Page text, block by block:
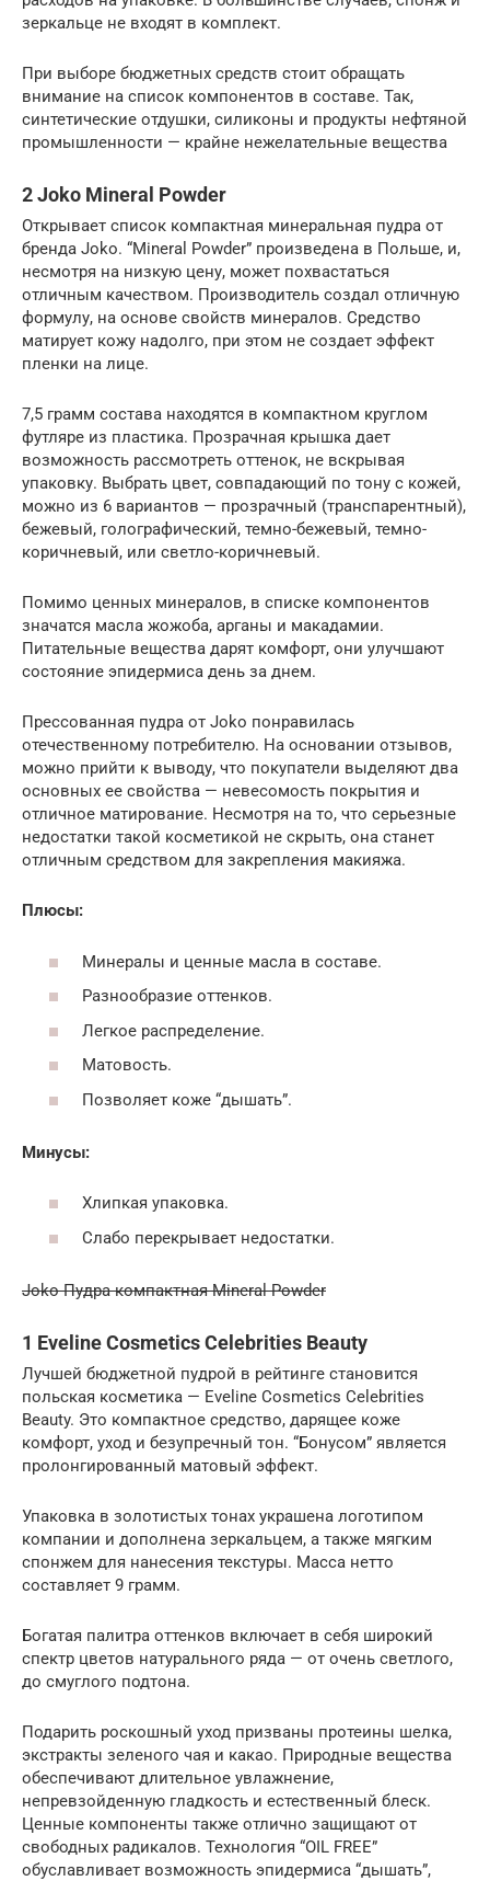
зеркальце не входят в комплект.
При выборе бюджетных средств стоит обращать
внимание на список компонентов в составе. Так,
синтетические отдушки, силиконы и продукты нефтяной
промышленности — крайне нежелательные вещества
2 Joko Mineral Powder
Открывает список компактная минеральная пудра от
бренда Joko. “Mineral Powder” произведена в Польше, и,
несмотря на низкую цену, может похвастаться
отличным качеством. Производитель создал отличную
формулу, на основе свойств минералов. Средство
матирует кожу надолго, при этом не создает эффект
пленки на лице.
7,5 грамм состава находятся в компактном круглом
футляре из пластика. Прозрачная крышка дает
возможность рассмотреть оттенок, не вскрывая
упаковку. Выбрать цвет, совпадающий по тону с кожей,
можно из 6 вариантов — прозрачный (транспарентный),
бежевый, голографический, темно-бежевый, темно-
коричневый, или светло-коричневый.
Помимо ценных минералов, в списке компонентов
значатся масла жожоба, арганы и макадамии.
Питательные вещества дарят комфорт, они улучшают
состояние эпидермиса день за днем.
Прессованная пудра от Joko понравилась
отечественному потребителю. На основании отзывов,
можно прийти к выводу, что покупатели выделяют два
основных ее свойства — невесомость покрытия и
отличное матирование. Несмотря на то, что серьезные
недостатки такой косметикой не скрыть, она станет
отличным средством для закрепления макияжа.
Плюсы:
Минералы и ценные масла в составе.
Разнообразие оттенков.
Легкое распределение.
Матовость.
Позволяет коже “дышать”.
Минусы:
Хлипкая упаковка.
Слабо перекрывает недостатки.
Joko Пудра компактная Mineral Powder
1 Eveline Cosmetics Celebrities Beauty
Лучшей бюджетной пудрой в рейтинге становится
польская косметика — Eveline Cosmetics Celebrities
Beauty. Это компактное средство, дарящее коже
комфорт, уход и безупречный тон. “Бонусом” является
пролонгированный матовый эффект.
Упаковка в золотистых тонах украшена логотипом
компании и дополнена зеркальцем, а также мягким
спонжем для нанесения текстуры. Масса нетто
составляет 9 грамм.
Богатая палитра оттенков включает в себя широкий
спектр цветов натурального ряда — от очень светлого,
до смуглого подтона.
Подарить роскошный уход призваны протеины шелка,
экстракты зеленого чая и какао. Природные вещества
обеспечивают длительное увлажнение,
непревзойденную гладкость и естественный блеск.
Ценные компоненты также отлично защищают от
свободных радикалов. Технология “OIL FREE”
обуславливает возможность эпидермиса “дышать”,